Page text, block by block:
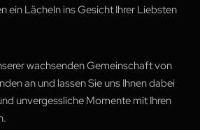
ein Lächeln ins Gesicht Ihrer Liebsten
wachsenden Gemeinschaft von
an und lassen Sie uns Ihnen dabei
unvergessliche Momente mit Ihren